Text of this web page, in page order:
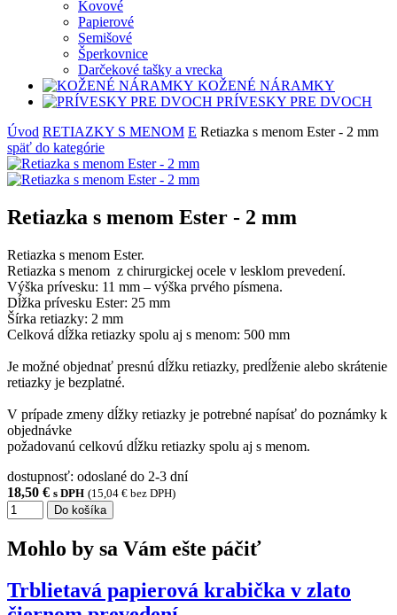
Kovové
Papierové
Semišové
Šperkovnice
Darčekové tašky a vrecka
KOŽENÉ NÁRAMKY
PRÍVESKY PRE DVOCH
Úvod RETIAZKY S MENOM E Retiazka s menom Ester - 2 mm
späť do kategórie
Retiazka s menom Ester - 2 mm
Retiazka s menom Ester.
Retiazka s menom z chirurgickej ocele v lesklom prevedení.
Výška prívesku: 11 mm – výška prvého písmena.
Dĺžka prívesku Ester: 25 mm
Šírka retiazky: 2 mm
Celková dĺžka retiazky spolu aj s menom: 500 mm
Je možné objednať presnú dĺžku retiazky, predĺženie alebo skrátenie
retiazky je bezplatné.
V prípade zmeny dĺžky retiazky je potrebné napísať do poznámky k
objednávke
požadovanú celkovú dĺžku retiazky spolu aj s menom.
dostupnosť: odoslané do 2-3 dní
18,50 € s DPH (15,04 € bez DPH)
Do košíka
Mohlo by sa Vám ešte páčiť
Trblietavá papierová krabička v zlato